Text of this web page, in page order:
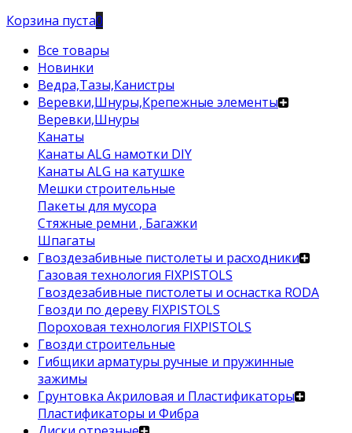
Корзина пуста0
Все товары
Новинки
Ведра,Тазы,Канистры
Веревки,Шнуры,Крепежные элементы
Веревки,Шнуры
Канаты
Канаты ALG намотки DIY
Канаты ALG на катушке
Мешки строительные
Пакеты для мусора
Стяжные ремни , Багажки
Шпагаты
Гвоздезабивные пистолеты и расходники
Газовая технология FIXPISTOLS
Гвоздезабивные пистолеты и оснастка RODA
Гвозди по дереву FIXPISTOLS
Пороховая технология FIXPISTOLS
Гвозди строительные
Гибщики арматуры ручные и пружинные
зажимы
Грунтовка Акриловая и Пластификаторы
Пластификаторы и Фибра